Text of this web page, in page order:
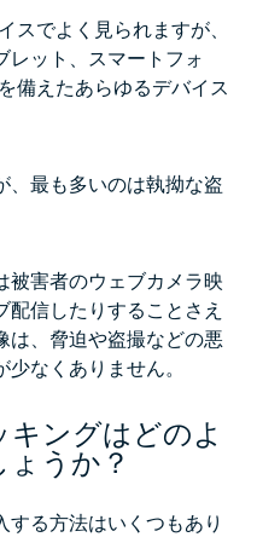
スでよく見られますが、
レット、スマートフォ
備えたあらゆるデバイス
、最も多いのは執拗な盗
被害者のウェブカメラ映
信したりすることさえ
は、脅迫や盗撮などの悪
なくありません。
ングはどのよ
うか？
る方法はいくつもあり